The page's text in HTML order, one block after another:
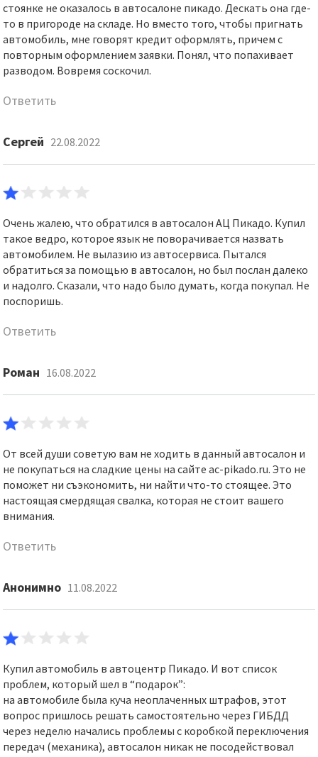
стоянке не оказалось в автосалоне пикадо. Дескать она где-
то в пригороде на складе. Но вместо того, чтобы пригнать
автомобиль, мне говорят кредит оформлять, причем с
повторным оформлением заявки. Понял, что попахивает
разводом. Вовремя соскочил.
Ответить
Сергей 22.08.2022
Очень жалею, что обратился в автосалон АЦ Пикадо. Купил
такое ведро, которое язык не поворачивается назвать
автомобилем. Не вылазию из автосервиса. Пытался
обратиться за помощью в автосалон, но был послан далеко
и надолго. Сказали, что надо было думать, когда покупал. Не
поспоришь.
Ответить
Роман 16.08.2022
От всей души советую вам не ходить в данный автосалон и
не покупаться на сладкие цены на сайте ac-pikado.ru. Это не
поможет ни съэкономить, ни найти что-то стоящее. Это
настоящая смердящая свалка, которая не стоит вашего
внимания.
Ответить
Анонимно 11.08.2022
Купил автомобиль в автоцентр Пикадо. И вот список
проблем, который шел в “подарок”:
на автомобиле была куча неоплаченных штрафов, этот
вопрос пришлось решать самостоятельно через ГИБДД
через неделю начались проблемы с коробкой переключения
передач (механика), автосалон никак не посодействовал